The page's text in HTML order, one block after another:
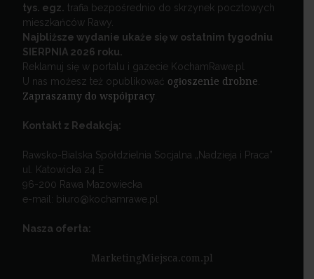
tys. egz. trafia bezpośrednio do skrzynek pocztowych
mieszkańców Rawy.
Najbliższe wydanie ukaże się w ostatnim tygodniu
SIERPNIA 2026 roku.
Reklamuj się w portalu i gazecie KochamRawe.pl
U nas możesz też opublikować ogłoszenie drobne
Zapraszamy do współpracy.
Kontakt z Redakcją:
Rawsko-Bialska Spółdzielnia Socjalna „Nadzieja i Praca”
ul. Katowicka 24 E
96-200 Rawa Mazowiecka
e-mail: biuro@kochamrawe.pl
Nasza oferta:
MarketingMiejsca.com.pl